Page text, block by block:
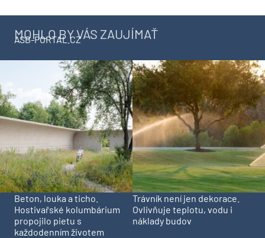
MOHLO BY VÁS ZAUJÍMAŤ
ASB-PORTAL.CZ
Beton, louka a ticho.
Hostivařské kolumbárium
propojilo pietu s
každodenním životem
Trávník není jen dekorace.
Ovlivňuje teplotu, vodu i
náklady budov